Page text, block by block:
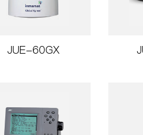
JUE-60GX